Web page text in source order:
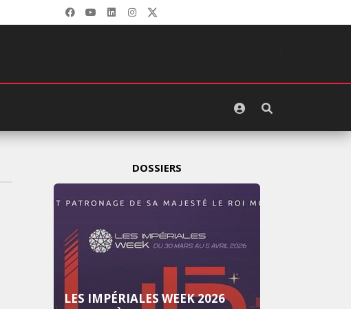
DOSSIERS
LES IMPÉRIALES WEEK 2025: